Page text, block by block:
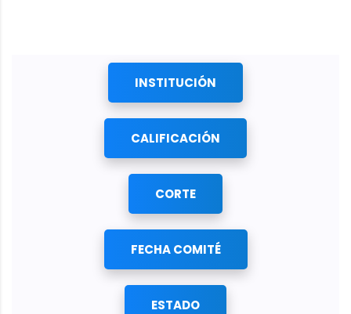
INSTITUCIÓN
CALIFICACIÓN
CORTE
FECHA COMITÉ
ESTADO